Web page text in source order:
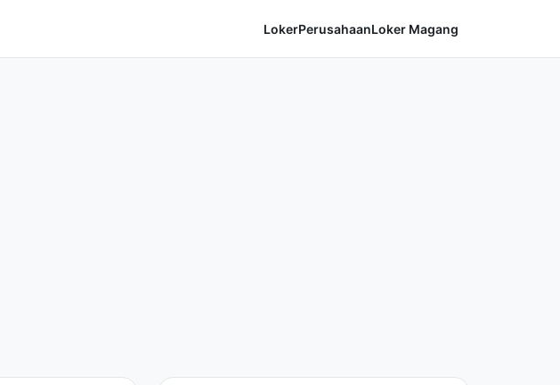
LokerPerusahaanLoker Magang